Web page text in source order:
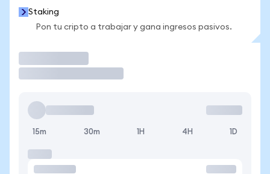
Staking
Pon tu cripto a trabajar y gana ingresos pasivos.
15m 30m 1H 4H 1D